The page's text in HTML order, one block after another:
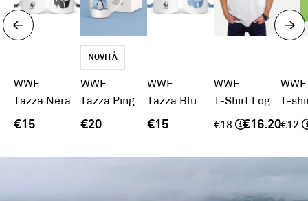
WWF
Tazza Nera WWF
€15
NOVITÀ
WWF
Tazza Pinguino
€20
WWF
Tazza Blu WWF
€15
WWF
T-Shirt Logo 1961
€18 €16.20
WWF
€12